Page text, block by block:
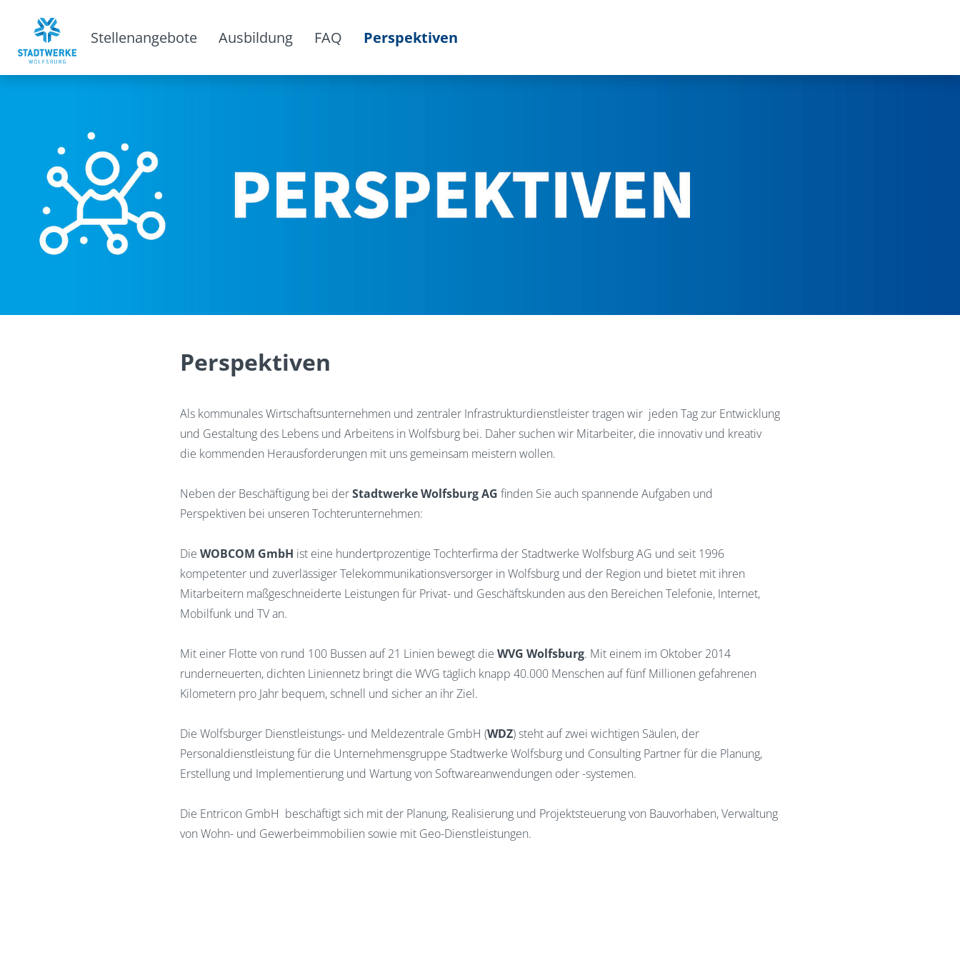
Stellenangebote Ausbildung FAQ Perspektiven
Perspektiven
Als kommunales Wirtschaftsunternehmen und zentraler Infrastrukturdienstleister tragen wir jeden Tag zur Entwicklung
und Gestaltung des Lebens und Arbeitens in Wolfsburg bei. Daher suchen wir Mitarbeiter, die innovativ und kreativ
die kommenden Herausforderungen mit uns gemeinsam meistern wollen.
Neben der Beschäftigung bei derStadtwerke Wolfsburg AG finden Sie auch spannende Aufgaben und
Perspektiven bei unseren Tochterunternehmen:
Die WOBCOM GmbH ist eine hundertprozentige Tochterfirma der Stadtwerke Wolfsburg AG und seit 1996
kompetenter und zuverlässiger Telekommunikationsversorger in Wolfsburg und der Region und bietet mit ihren
Mitarbeitern maßgeschneiderte Leistungen für Privat- und Geschäftskunden aus den Bereichen Telefonie, Internet,
Mobilfunk und TV an.
Mit einer Flotte von rund 100 Bussen auf 21 Linien bewegt die WVG Wolfsburg. Mit einem im Oktober 2014
runderneuerten, dichten Liniennetz bringt die WVG täglich knapp 40.000 Menschen auf fünf Millionen gefahrenen
Kilometern pro Jahr bequem, schnell und sicher an ihr Ziel.
Die Wolfsburger Dienstleistungs- und Meldezentrale GmbH (WDZ) steht auf zwei wichtigen Säulen, der
Personaldienstleistung für die Unternehmensgruppe Stadtwerke Wolfsburg und Consulting Partner für die Planung,
Erstellung und Implementierung und Wartung von Softwareanwendungen oder -systemen.
Die Entricon GmbH beschäftigt sich mit der Planung, Realisierung und Projektsteuerung von Bauvorhaben, Verwaltung
von Wohn- und Gewerbeimmobilien sowie mit Geo-Dienstleistungen.